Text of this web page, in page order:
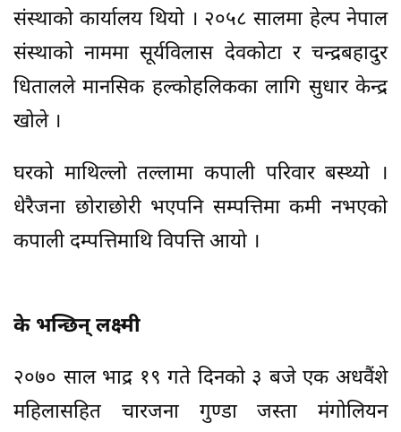
संस्थाको कार्यालय थियो । २०५८ सालमा हेल्प नेपाल
संस्थाको नाममा सूर्यविलास देवकोटा र चन्द्रबहादुर
धितालले मानसिक हल्कोहलिकका लागि सुधार केन्द्र
खोले ।
घरको माथिल्लो तल्लामा कपाली परिवार बस्थ्यो ।
धेरैजना छोराछोरी भएपनि सम्पत्तिमा कमी नभएको
कपाली दम्पत्तिमाथि विपत्ति आयो ।
के भन्छिन् लक्ष्मी
२०७० साल भाद्र १९ गते दिनको ३ बजे एक अधवैंशे
महिलासहित चारजना गुण्डा जस्ता मंगोलियन